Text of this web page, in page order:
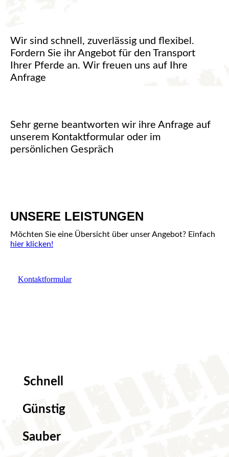
Wir sind schnell, zuverlässig und flexibel.
Fordern Sie ihr Angebot für den Transport
Ihrer Pferde an. Wir freuen uns auf Ihre
Anfrage
Sehr gerne beantworten wir ihre Anfrage auf
unserem Kontaktformular oder im
persönlichen Gespräch
UNSERE LEISTUNGEN
Möchten Sie eine Übersicht über unser Angebot? Einfach
hier klicken!
Kontaktformular
Schnell
Günstig
Sauber